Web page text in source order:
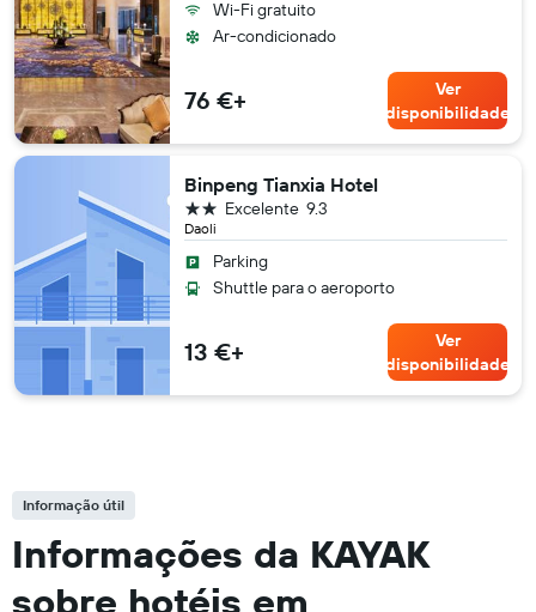
Wi-Fi gratuito
Ar-condicionado
76 €+
Ver
disponibilidade
Binpeng Tianxia Hotel
Daoli
9.3
Excelente
2 estrelas
Parking
Shuttle para o aeroporto
13 €+
Ver
disponibilidade
Informação útil
Informações da KAYAK
sobre hotéis em